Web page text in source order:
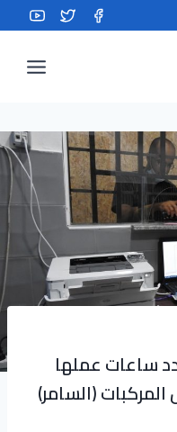
ساعات عملها
(السامر)